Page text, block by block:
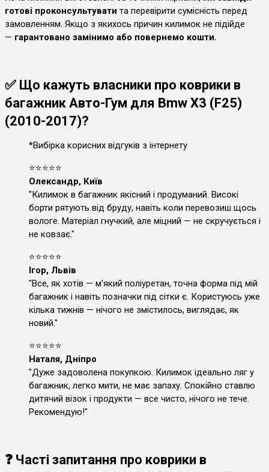
готові проконсультувати та перевірити сумісність перед
замовленням. Якщо з якихось причин килимок не підійде
— гарантовано замінимо або повернемо кошти.
✅ Що кажуть власники про коврики в
багажник Авто-Гум для Bmw X3 (F25)
(2010-2017)?
*Вибірка корисних відгуків з інтернету
⭐⭐⭐⭐⭐
Олександр, Київ
"Килимок в багажник якісний і продуманий. Високі
борти рятують від бруду, навіть коли перевозиш щось
вологе. Матеріал гнучкий, але міцний — не скручується і
не ковзає."
⭐⭐⭐⭐⭐
Ігор, Львів
"Все, як хотів — м’який поліуретан, точна форма під мій
багажник і навіть позначки під сітки є. Користуюсь уже
кілька тижнів — нічого не змістилось, виглядає, як
новий."
⭐⭐⭐⭐⭐
Наталя, Дніпро
"Дуже задоволена покупкою. Килимок ідеально ляг у
багажник, легко мити, не має запаху. Спокійно ставлю
дитячий візок і продукти — все чисто, нічого не тече.
Рекомендую!"
❓ Часті запитання про коврики в